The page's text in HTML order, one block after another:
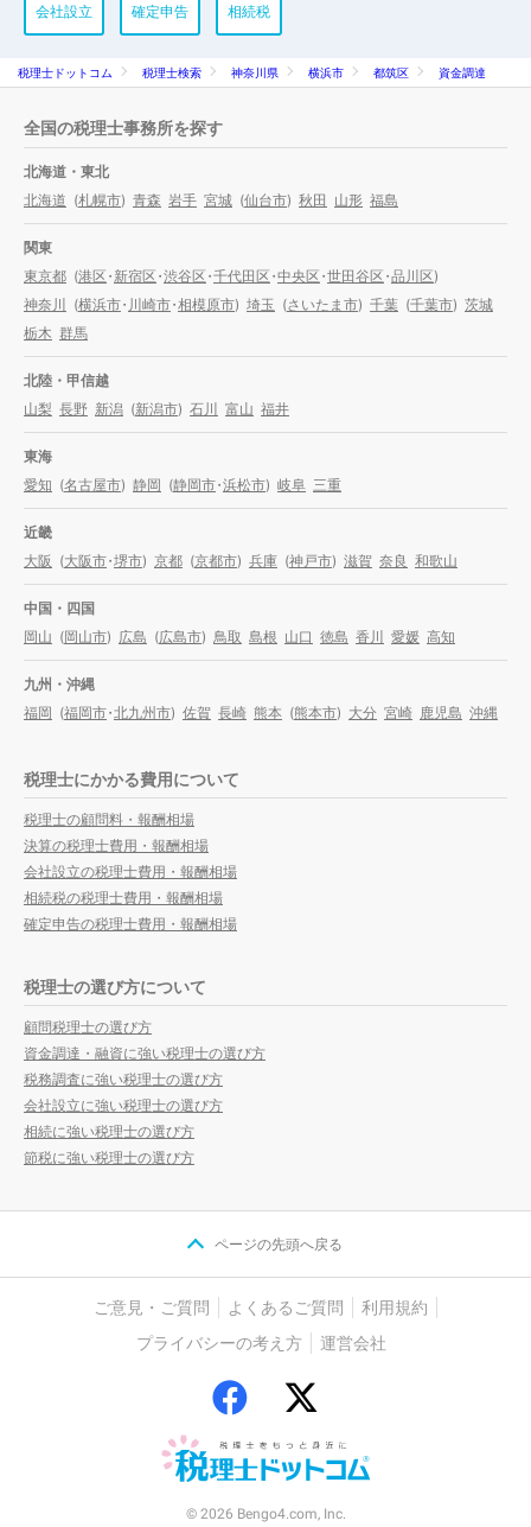
会社設立 確定申告 相続税
税理士ドットコム 税理士検索 神奈川県 横浜市 都筑区 資金調達
全国の税理士事務所を探す
北海道・東北
北海道 (札幌市) 青森 岩手 宮城 (仙台市) 秋田 山形 福島
関東
東京都 (港区・新宿区・渋谷区・千代田区・中央区・世田谷区・品川区)
神奈川 (横浜市・川崎市・相模原市) 埼玉 (さいたま市) 千葉 (千葉市) 茨城
栃木 群馬
北陸・甲信越
山梨 長野 新潟 (新潟市) 石川 富山 福井
東海
愛知 (名古屋市) 静岡 (静岡市・浜松市) 岐阜 三重
近畿
大阪 (大阪市・堺市) 京都 (京都市) 兵庫 (神戸市) 滋賀 奈良 和歌山
中国・四国
岡山 (岡山市) 広島 (広島市) 鳥取 島根 山口 徳島 香川 愛媛 高知
九州・沖縄
福岡 (福岡市・北九州市) 佐賀 長崎 熊本 (熊本市) 大分 宮崎 鹿児島 沖縄
税理士にかかる費用について
税理士の顧問料・報酬相場
決算の税理士費用・報酬相場
会社設立の税理士費用・報酬相場
相続税の税理士費用・報酬相場
確定申告の税理士費用・報酬相場
税理士の選び方について
顧問税理士の選び方
資金調達・融資に強い税理士の選び方
税務調査に強い税理士の選び方
会社設立に強い税理士の選び方
相続に強い税理士の選び方
節税に強い税理士の選び方
ページの先頭へ戻る
ご意見・ご質問 よくあるご質問
利用規約
プライバシーの考え方
運営会社
© 2026 Bengo4.com, Inc.